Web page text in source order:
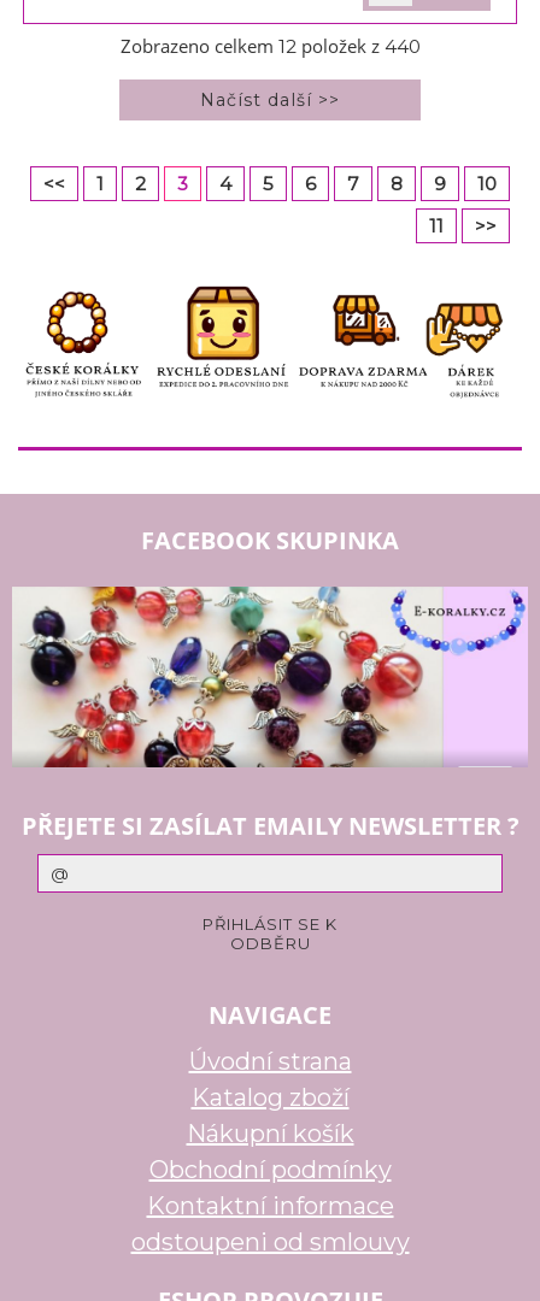
Zobrazeno celkem 12položek z 440
<< 1 2 3 4 5 6 7 8 9
10
11
>>
FACEBOOK SKUPINKA
PŘEJETE SI ZASÍLAT EMAILY NEWSLETTER ?
NAVIGACE
Úvodní strana
Katalog zboží
Nákupní košík
Obchodní podmínky
Kontaktní informace
odstoupeni od smlouvy